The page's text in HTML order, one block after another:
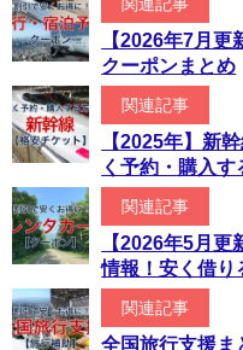
関連記事
【2026年7月更
クーポンまとめ
関連記事
【2025年】新
く予約・購入す
関連記事
【2026年5月
情報！安く借り
関連記事
全国旅行支援ま